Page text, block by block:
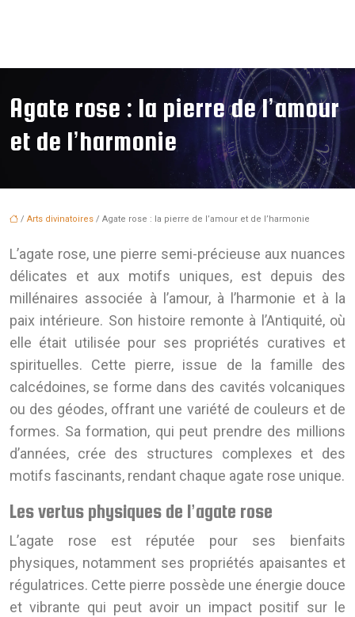
Agate rose : la pierre de l’amour
et de l’harmonie
/ Arts divinatoires / Agate rose : la pierre de l’amour et de l’harmonie
L’agate rose, une pierre semi-précieuse aux nuances
délicates et aux motifs uniques, est depuis des
millénaires associée à l’amour, à l’harmonie et à la
paix intérieure. Son histoire remonte à l’Antiquité, où
elle était utilisée pour ses propriétés curatives et
spirituelles. Cette pierre, issue de la famille des
calcédoines, se forme dans des cavités volcaniques
ou des géodes, offrant une variété de couleurs et de
formes. Sa formation, qui peut prendre des millions
d’années, crée des structures complexes et des
motifs fascinants, rendant chaque agate rose unique.
Les vertus physiques de l’agate rose
L’agate rose est réputée pour ses bienfaits
physiques, notamment ses propriétés apaisantes et
régulatrices. Cette pierre possède une énergie douce
et vibrante qui peut avoir un impact positif sur le